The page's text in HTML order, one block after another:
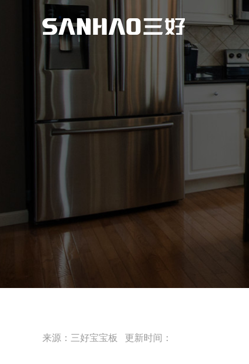
来源：三好宝宝板 更新时间：